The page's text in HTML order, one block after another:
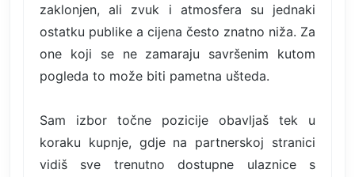
zaklonjen, ali zvuk i atmosfera su jednaki
ostatku publike a cijena često znatno niža. Za
one koji se ne zamaraju savršenim kutom
pogleda to može biti pametna ušteda.
Sam izbor točne pozicije obavljaš tek u
koraku kupnje, gdje na partnerskoj stranici
vidiš sve trenutno dostupne ulaznice s